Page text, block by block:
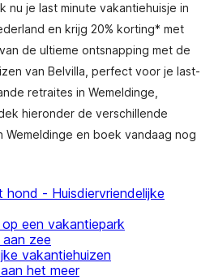
nu je last minute vakantiehuisje in
en krijg 20% korting* met
de ultieme ontsnapping met de
van Belvilla, perfect voor je last-
retraites in Wemeldinge,
hieronder de verschillende
Wemeldinge en boek vandaag nog
- Huisdiervriendelijke
een vakantiepark
zee
vakantiehuizen
het meer